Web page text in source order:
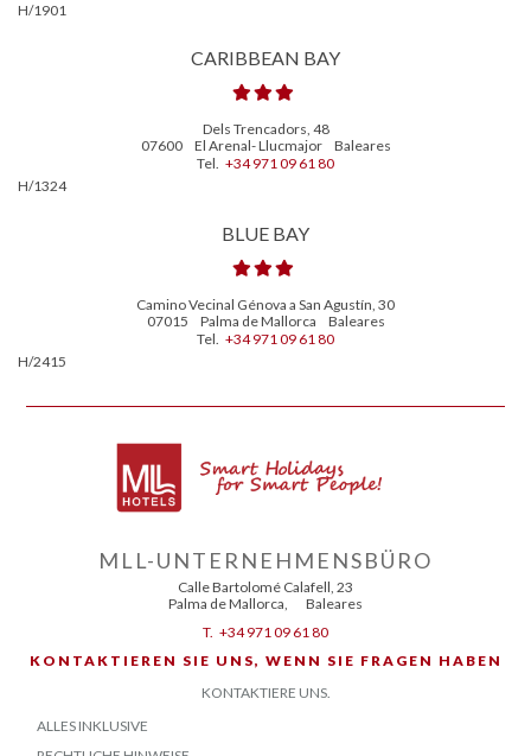
H/1901
CARIBBEAN BAY
Dels Trencadors, 48
07600
El Arenal- Llucmajor
Baleares
Tel. +34 971 09 61 80
H/1324
BLUE BAY
Camino Vecinal Génova a San Agustín, 30
07015
Palma de Mallorca
Baleares
Tel. +34 971 09 61 80
H/2415
MLL-UNTERNEHMENSBÜRO
Calle Bartolomé Calafell, 23
Palma de Mallorca
Baleares
T. +34 971 09 61 80
KONTAKTIEREN SIE UNS, WENN SIE FRAGEN HABEN
KONTAKTIERE UNS.
ALLES INKLUSIVE